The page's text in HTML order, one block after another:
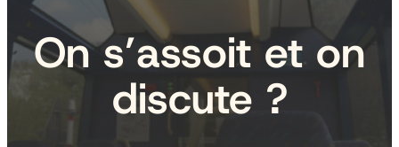
On s’assoit et on
discute ?